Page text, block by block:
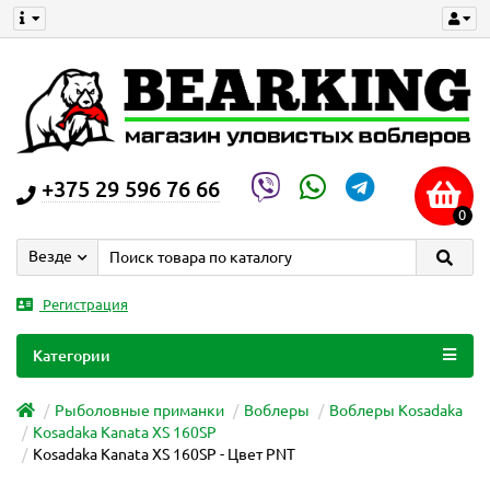
+375 29 596 76 66
0
Везде
Регистрация
Категории
Рыболовные приманки Воблеры
Воблеры Kosadaka
Kosadaka Kanata XS 160SP
Kosadaka Kanata XS 160SP - Цвет PNT